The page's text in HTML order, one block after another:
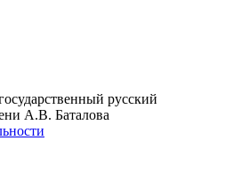
русский
А.В. Баталова